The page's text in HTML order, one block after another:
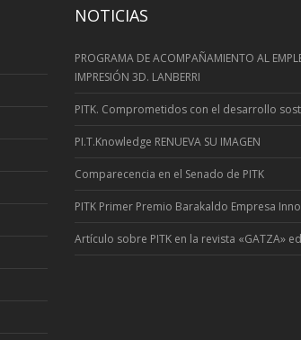
NOTICIAS
PROGRAMA DE ACOMPAÑAMIENTO AL
IMPRESIÓN 3D. LANBERRI
PITK. Comprometidos con el desarrollo
PI.T.Knowledge RENUEVA SU IMAGEN
Comparecencia en el Senado de PITK
PITK Primer Premio Barakaldo Empresa
Artí­culo sobre PITK en la revista «GATZA»